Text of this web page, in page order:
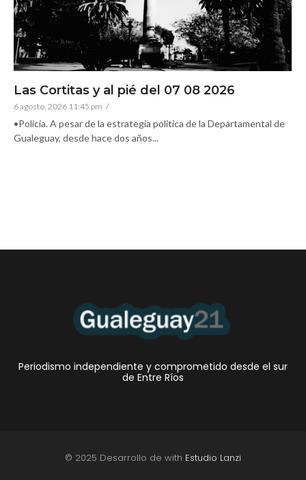
Las Cortitas y al pié del 07 08 2026
6 agosto, 2026 11:45 pm /
•Policía. A pesar de la estrategia politica de la Departamental de
Gualeguay, desde hace dos años...
Periodismo independiente y comprometido desde el sur
de Entre Ríos
© 2025 Desarrollo de with Estudio Lanzi